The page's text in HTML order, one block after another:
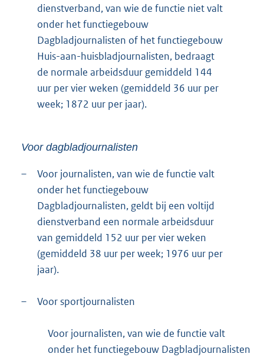
dienstverband, van wie de functie niet valt
onder het functiegebouw
Dagbladjournalisten of het functiegebouw
Huis-aan-huisbladjournalisten, bedraagt
de normale arbeidsduur gemiddeld 144
uur per vier weken (gemiddeld 36 uur per
week; 1872 uur per jaar).
Voor dagbladjournalisten
–
Voor journalisten, van wie de functie valt
onder het functiegebouw
Dagbladjournalisten, geldt bij een voltijd
dienstverband een normale arbeidsduur
van gemiddeld 152 uur per vier weken
(gemiddeld 38 uur per week; 1976 uur per
jaar).
– Voor sportjournalisten
Voor journalisten, van wie de functie valt
onder het functiegebouw Dagbladjournalisten